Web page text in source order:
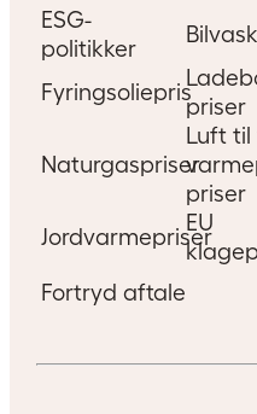
ESG-
politikker
Fyringsoliepris
priser
Naturgaspriser
Luft til
priser
Jordvarmepriser
EU
Fortryd aftale